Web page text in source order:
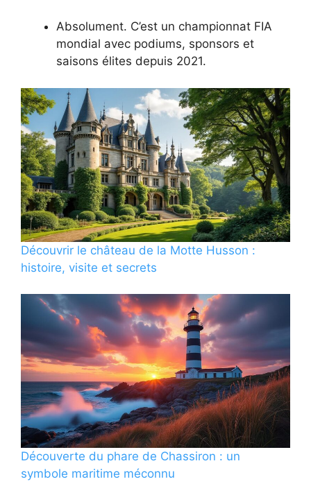
Absolument. C’est un championnat FIA
mondial avec podiums, sponsors et
saisons élites depuis 2021.
Découvrir le château de la Motte Husson :
histoire, visite et secrets
Découverte du phare de Chassiron : un
symbole maritime méconnu